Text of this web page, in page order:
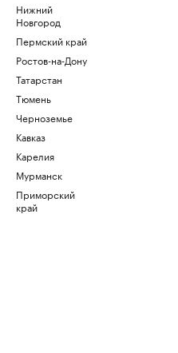
Нижний
Новгород
Пермский край
Ростов-на-Дону
Татарстан
Тюмень
Черноземье
Кавказ
Карелия
Мурманск
Приморский
край